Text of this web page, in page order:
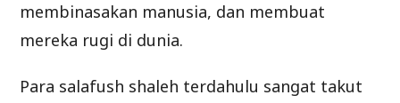
membinasakan manusia, dan membuat
mereka rugi di dunia.
Para salafush shaleh terdahulu sangat takut